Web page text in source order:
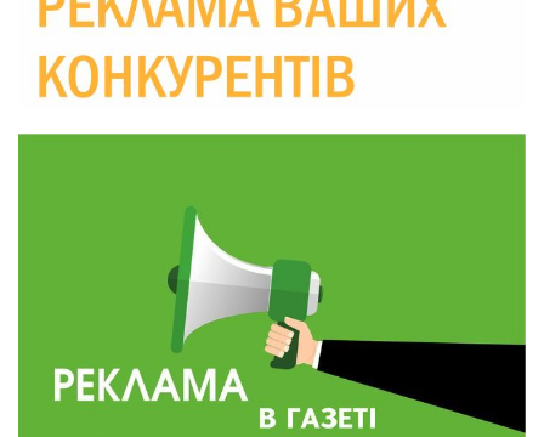
20:06
28 лип
Паливо по 100 грн та ризик дефіциту: чому в
Україні різко зростають ціни на АЗС
20:00
Житлові сертифікати, підготовка до зими та
Валентина Масалітіна: «Нас тримає віра в
Перемогу і повернення додому»
Знову біль… Знову втрата… На щиті
повертається захисник України Богдан Ємець
Обмежено придатний, але безмежно
вмотивований: Як колишній лісівник став асом